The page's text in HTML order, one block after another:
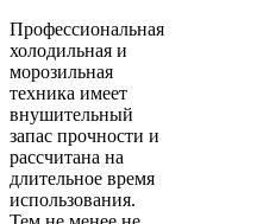
Профессиональная
холодильная и
морозильная
техника имеет
внушительный
запас прочности и
рассчитана на
длительное время
использования.